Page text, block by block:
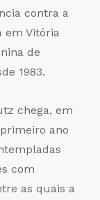
contra a
em Vitória
de
1983.
chega, em
primeiro ano
com
as quais a